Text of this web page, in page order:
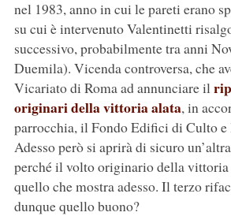
nel 1983, anno in cui le pareti erano
su cui è intervenuto Valentinetti
successivo, probabilmente tra anni
Duemila). Vicenda controversa, che
Vicariato di Roma ad annunciare il
originari della vittoria alata, in
parrocchia, il Fondo Edifici di Culto e
Adesso però si aprirà di sicuro
perché il volto originario della vittoria
quello che mostra adesso. Il terzo
dunque quello buono?